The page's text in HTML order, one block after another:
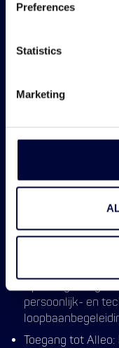
Preferences
Statistics
Marketing
Arbeidsvoorwaarden
vooropleiding en
Uitzicht op een
gebleken
de keuze tussen
€0,23 per
Een goede
persoonlijk- en
Toegang tot